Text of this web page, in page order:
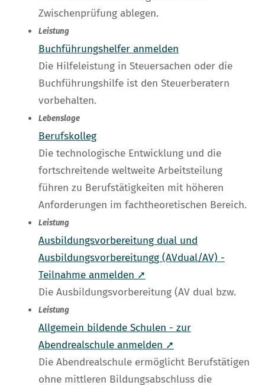
Zwischenprüfung ablegen.
Leistung
Buchführungshelfer anmelden
Die Hilfeleistung in Steuersachen oder die
Buchführungshilfe ist den Steuerberatern
vorbehalten.
Lebenslage
Berufskolleg
Die technologische Entwicklung und die
fortschreitende weltweite Arbeitsteilung
führen zu Berufstätigkeiten mit höheren
Anforderungen im fachtheoretischen Bereich.
Leistung
Ausbildungsvorbereitung dual und
Ausbildungsvorbereitungg (AVdual/AV) -
Teilnahme anmelden ➚
Die Ausbildungsvorbereitung (AV dual bzw.
Leistung
Allgemein bildende Schulen - zur
Abendrealschule anmelden ➚
Die Abendrealschule ermöglicht Berufstätigen
ohne mittleren Bildungsabschluss die